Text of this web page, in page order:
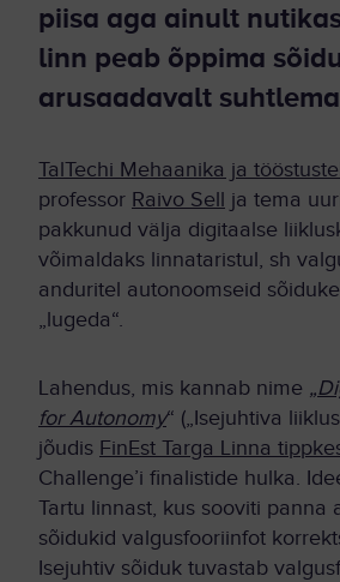
piisa aga ainult
linn peab õppima
arusaadavalt
TalTechi Mehaanika ja
professor Raivo Sell ja tema
pakkunud välja digitaalse
võimaldaks linnataristul, sh
anduritel autonoomseid
„lugeda“.
Lahendus, mis kannab nime „
for Autonomy“ („Isejuhtiva
jõudis FinEst Targa Linna
Challenge’i finalistide hulka.
Tartu linnast, kus sooviti panna
sõidukid valgusfooriinfot
Isejuhtiv sõiduk tuvastab